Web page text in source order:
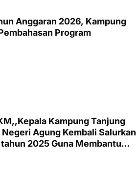
Anggaran 2026, Kampung
Program
Kampung Tanjung
Agung Kembali Salurkan
tahun 2025 Guna Membantu